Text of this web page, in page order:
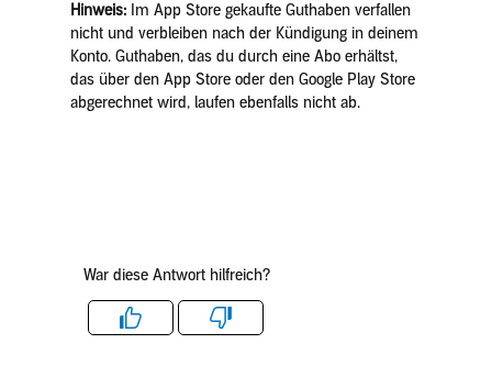
Hinweis:Im App Store gekaufte Guthaben verfallen
nicht und verbleiben nach der Kündigung in deinem
Konto. Guthaben, das du durch eine Abo erhältst,
das über den App Store oder den Google Play Store
abgerechnet wird, laufen ebenfalls nicht ab.
War diese Antwort hilfreich?
Like Dislike